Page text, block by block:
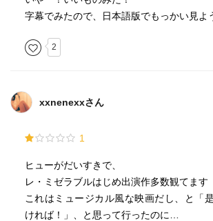
字幕でみたので、日本語版でもっかい見よ
2
xxnenexxさん
1
ヒューがだいすきで、
レ・ミゼラブルはじめ出演作多数観てます
これはミュージカル風な映画だし、と「
ければ！」、と思って行ったのに…